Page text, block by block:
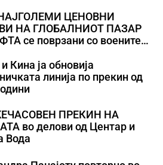
ЦЕНОВНИ
НА ГЛОБАЛНИОТ ПАЗАР
се поврзани со воените
и Кина ја обновија
линија по прекин од
ПРЕКИН НА
во делови од Центар и
Вода